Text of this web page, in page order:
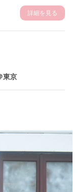
詳細を見る
東京